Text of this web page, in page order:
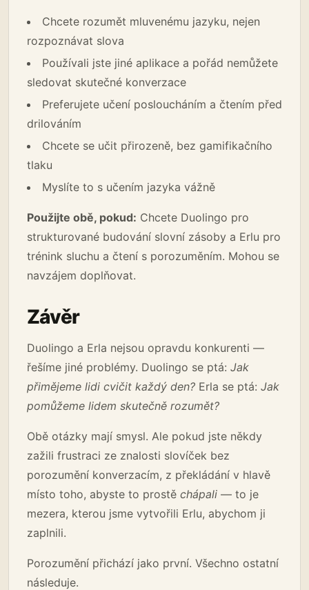
Chcete rozumět mluvenému jazyku, nejen
rozpoznávat slova
Používali jste jiné aplikace a pořád nemůžete
sledovat skutečné konverzace
Preferujete učení posloucháním a čtením před
drilováním
Chcete se učit přirozeně, bez gamifikačního
tlaku
Myslíte to s učením jazyka vážně
Použijte obě, pokud: Chcete Duolingo pro
strukturované budování slovní zásoby a Erlu pro
trénink sluchu a čtení s porozuměním. Mohou se
navzájem doplňovat.
Závěr
Duolingo a Erla nejsou opravdu konkurenti —
řešíme jiné problémy. Duolingo se ptá: Jak
přimějeme lidi cvičit každý den? Erla se ptá: Jak
pomůžeme lidem skutečně rozumět?
Obě otázky mají smysl. Ale pokud jste někdy
zažili frustraci ze znalosti slovíček bez
porozumění konverzacím, z překládání v hlavě
místo toho, abyste to prostě chápali — to je
mezera, kterou jsme vytvořili Erlu, abychom ji
zaplnili.
Porozumění přichází jako první. Všechno ostatní
následuje.